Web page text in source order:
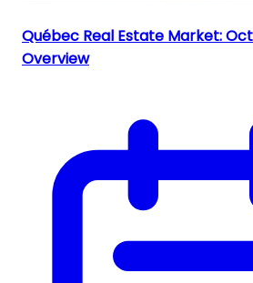
Québec Real Estate Market:
Overview